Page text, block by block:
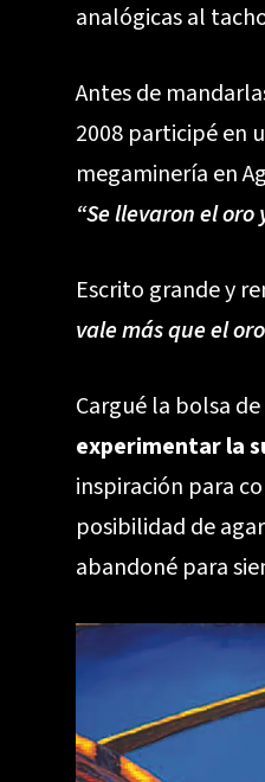
analógicas al
Antes de
2008 participé en
megaminería en
“Se llevaron el
Escrito grande y
vale más que el
Cargué la bolsa
experimentar la
inspiración para
posibilidad de
abandoné para